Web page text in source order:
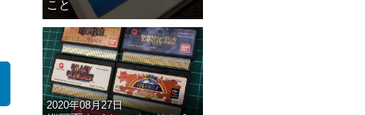
こと
2020年08月27日